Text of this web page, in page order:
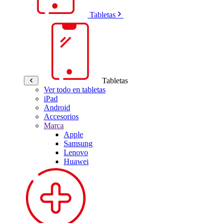
Tabletas
Tabletas
Ver todo en tabletas
iPad
Android
Accesorios
Marca
Apple
Samsung
Lenovo
Huawei